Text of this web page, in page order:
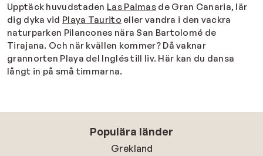
Upptäck huvudstaden Las Palmas de Gran Canaria, lär
dig dyka vid Playa Taurito eller vandra i den vackra
naturparken Pilancones nära San Bartolomé de
Tirajana. Och när kvällen kommer? Då vaknar
grannorten Playa del Inglés till liv. Här kan du dansa
långt in på små timmarna.
Populära länder
Grekland